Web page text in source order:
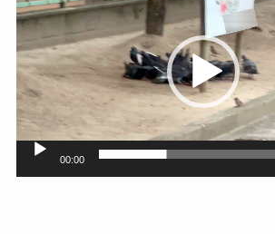
画
プ
レ
ー
ヤ
00:00